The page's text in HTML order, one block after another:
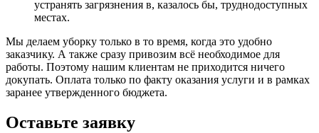
устранять загрязнения в, казалось бы, труднодоступных
местах.
Мы делаем уборку только в то время, когда это удобно
заказчику. А также сразу привозим всё необходимое для
работы. Поэтому нашим клиентам не приходится ничего
докупать. Оплата только по факту оказания услуги и в рамках
заранее утвержденного бюджета.
Оставьте заявку